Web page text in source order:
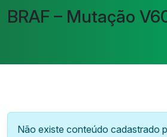
BRAF – Mutação
Não existe conteúdo cadastrado